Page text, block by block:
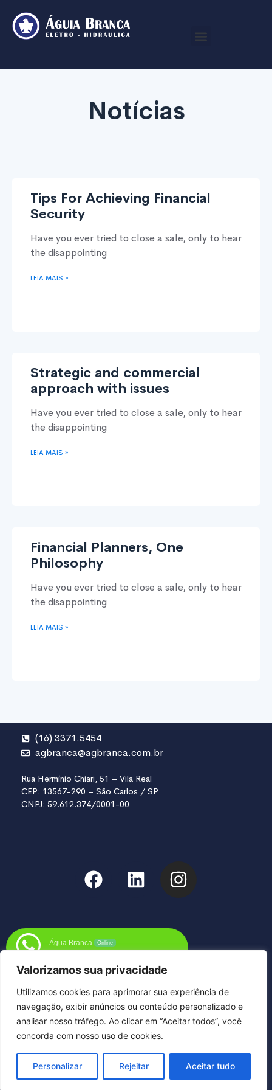
Valorizamos sua privacidade
Utilizamos cookies para aprimorar sua experiência de
navegação, exibir anúncios ou conteúdo personalizado e
analisar nosso tráfego. Ao clicar em “Aceitar todos”, você
concorda com nosso uso de cookies.
Personalizar Rejeitar Aceitar tudo
Notícias
Tips For Achieving Financial
Security
Have you ever tried to close a sale, only to hear
the disappointing
LEIA MAIS »
Strategic and commercial
approach with issues
Have you ever tried to close a sale, only to hear
the disappointing
LEIA MAIS »
Financial Planners, One
Philosophy
Have you ever tried to close a sale, only to hear
the disappointing
LEIA MAIS »
(16) 3371.5454
agbranca@agbranca.com.br
Rua Hermínio Chiari, 51 – Vila Real
CEP: 13567-290 – São Carlos / SP
CNPJ: 59.612.374/0001-00
Água Branca Online
Fale conosco pelo WhatsApp
Conosco